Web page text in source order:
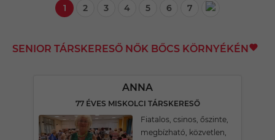
1 2 3 4 5 6 7
SENIOR TÁRSKERESŐ NŐK BŐCS KÖRNYÉKÉN
ANNA
77 ÉVES MISKOLCI TÁRSKERESŐ
Fiatalos, csinos, őszinte,
megbízható, közvetlen,